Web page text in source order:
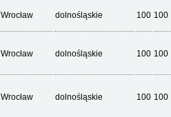
Wrocław dolnośląskie 100 100
Wrocław dolnośląskie 100 100
Wrocław dolnośląskie 100 100